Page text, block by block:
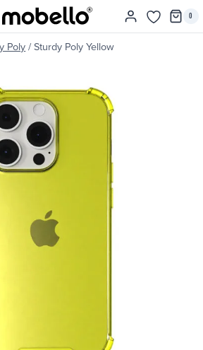
0
Poly / Sturdy Poly Yellow